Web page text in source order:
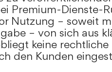
Premium-Dienste-
Nutzung – soweit
– von sich aus
keine
den Kunden